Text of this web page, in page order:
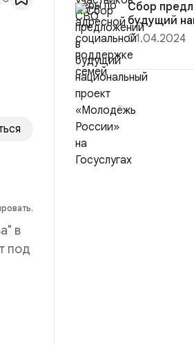
в
под
Сбор
будущий
проект
01.04.2024